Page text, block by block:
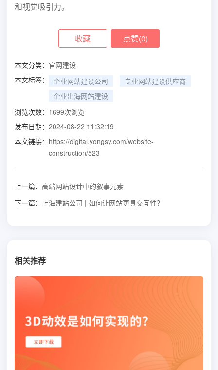
和视觉吸引力。
收藏 点赞(0)
本文分类： 官网建设
本文标签：
企业网站建设公司
专业网站建设供应商
企业出海网站建设
浏览次数： 1699次浏览
发布日期： 2024-08-22 11:32:19
本文链接： https://digital.yongsy.com/website-
construction/523
上一篇： 高端网站设计中的叙事元素
下一篇：
上海建站公司 | 如何让网站更具交互性？
相关推荐